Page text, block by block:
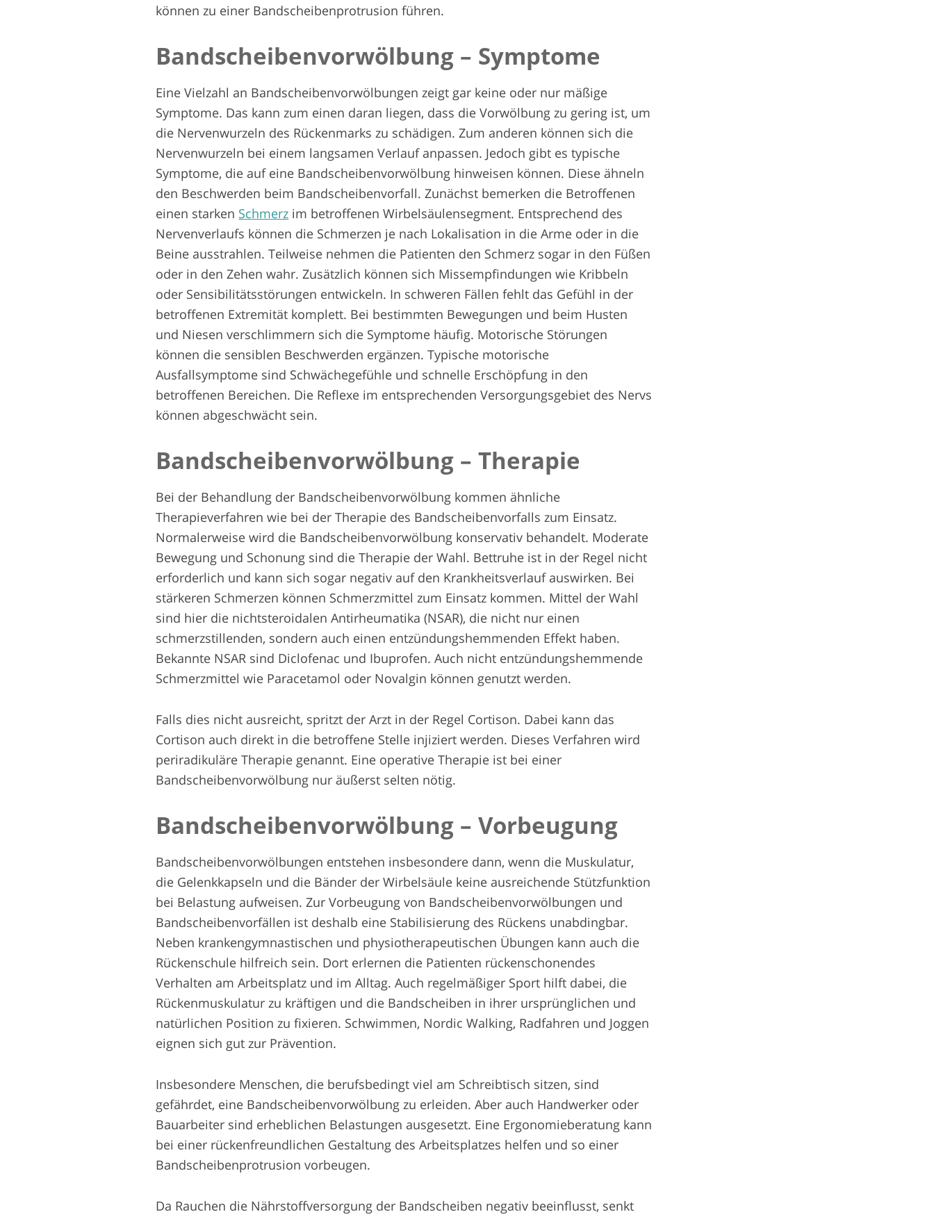
können zu einer Bandscheibenprotrusion führen.
Bandscheiben­vorwölbung – Symptome
Eine Vielzahl an Bandscheibenvorwölbungen zeigt gar keine oder nur mäßige
Symptome. Das kann zum einen daran liegen, dass die Vorwölbung zu gering ist, um
die Nervenwurzeln des Rückenmarks zu schädigen. Zum anderen können sich die
Nervenwurzeln bei einem langsamen Verlauf anpassen. Jedoch gibt es typische
Symptome, die auf eine Bandscheibenvorwölbung hinweisen können. Diese ähneln
den Beschwerden beim Bandscheibenvorfall. Zunächst bemerken die Betroffenen
einen starken Schmerz im betroffenen Wirbelsäulensegment. Entsprechend des
Nervenverlaufs können die Schmerzen je nach Lokalisation in die Arme oder in die
Beine ausstrahlen. Teilweise nehmen die Patienten den Schmerz sogar in den Füßen
oder in den Zehen wahr. Zusätzlich können sich Missempfindungen wie Kribbeln
oder Sensibilitätsstörungen entwickeln. In schweren Fällen fehlt das Gefühl in der
betroffenen Extremität komplett. Bei bestimmten Bewegungen und beim Husten
und Niesen verschlimmern sich die Symptome häufig. Motorische Störungen
können die sensiblen Beschwerden ergänzen. Typische motorische
Ausfallsymptome sind Schwächegefühle und schnelle Erschöpfung in den
betroffenen Bereichen. Die Reflexe im entsprechenden Versorgungsgebiet des Nervs
können abgeschwächt sein.
Bandscheiben­vorwölbung – Therapie
Bei der Behandlung der Bandscheibenvorwölbung kommen ähnliche
Therapieverfahren wie bei der Therapie des Bandscheibenvorfalls zum Einsatz.
Normalerweise wird die Bandscheibenvorwölbung konservativ behandelt. Moderate
Bewegung und Schonung sind die Therapie der Wahl. Bettruhe ist in der Regel nicht
erforderlich und kann sich sogar negativ auf den Krankheitsverlauf auswirken. Bei
stärkeren Schmerzen können Schmerzmittel zum Einsatz kommen. Mittel der Wahl
sind hier die nichtsteroidalen Antirheumatika (NSAR), die nicht nur einen
schmerzstillenden, sondern auch einen entzündungshemmenden Effekt haben.
Bekannte NSAR sind Diclofenac und Ibuprofen. Auch nicht entzündungshemmende
Schmerzmittel wie Paracetamol oder Novalgin können genutzt werden.
Falls dies nicht ausreicht, spritzt der Arzt in der Regel Cortison. Dabei kann das
Cortison auch direkt in die betroffene Stelle injiziert werden. Dieses Verfahren wird
periradikuläre Therapie genannt. Eine operative Therapie ist bei einer
Bandscheibenvorwölbung nur äußerst selten nötig.
Bandscheiben­vorwölbung – Vorbeugung
Bandscheibenvorwölbungen entstehen insbesondere dann, wenn die Muskulatur,
die Gelenkkapseln und die Bänder der Wirbelsäule keine ausreichende Stützfunktion
bei Belastung aufweisen. Zur Vorbeugung von Bandscheibenvorwölbungen und
Bandscheibenvorfällen ist deshalb eine Stabilisierung des Rückens unabdingbar.
Neben krankengymnastischen und physiotherapeutischen Übungen kann auch die
Rückenschule hilfreich sein. Dort erlernen die Patienten rückenschonendes
Verhalten am Arbeitsplatz und im Alltag. Auch regelmäßiger Sport hilft dabei, die
Rückenmuskulatur zu kräftigen und die Bandscheiben in ihrer ursprünglichen und
natürlichen Position zu fixieren. Schwimmen, Nordic Walking, Radfahren und Joggen
eignen sich gut zur Prävention.
Insbesondere Menschen, die berufsbedingt viel am Schreibtisch sitzen, sind
gefährdet, eine Bandscheibenvorwölbung zu erleiden. Aber auch Handwerker oder
Bauarbeiter sind erheblichen Belastungen ausgesetzt. Eine Ergonomieberatung kann
bei einer rückenfreundlichen Gestaltung des Arbeitsplatzes helfen und so einer
Bandscheibenprotrusion vorbeugen.
Da Rauchen die Nährstoffversorgung der Bandscheiben negativ beeinflusst, senkt